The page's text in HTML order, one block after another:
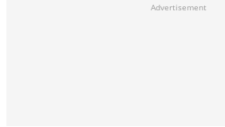
Advertisement